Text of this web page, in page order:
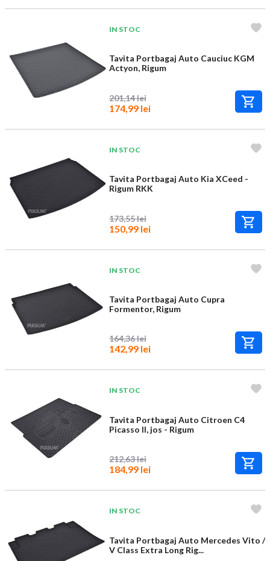
IN STOC
Tavita Portbagaj Auto Cauciuc KGM
Actyon, Rigum
201,14 lei
174,99 lei
IN STOC
Tavita Portbagaj Auto Kia XCeed -
Rigum RKK
173,55 lei
150,99 lei
IN STOC
Tavita Portbagaj Auto Cupra
Formentor, Rigum
164,36 lei
142,99 lei
IN STOC
Tavita Portbagaj Auto Citroen C4
Picasso II, jos - Rigum
212,63 lei
184,99 lei
IN STOC
Tavita Portbagaj Auto Mercedes Vito /
V Class Extra Long Rig...